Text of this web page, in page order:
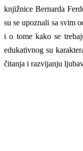
knjižnice Bernarda
su se upoznali sa svim
i o tome kako se
edukativnog su
čitanja i razvijanju